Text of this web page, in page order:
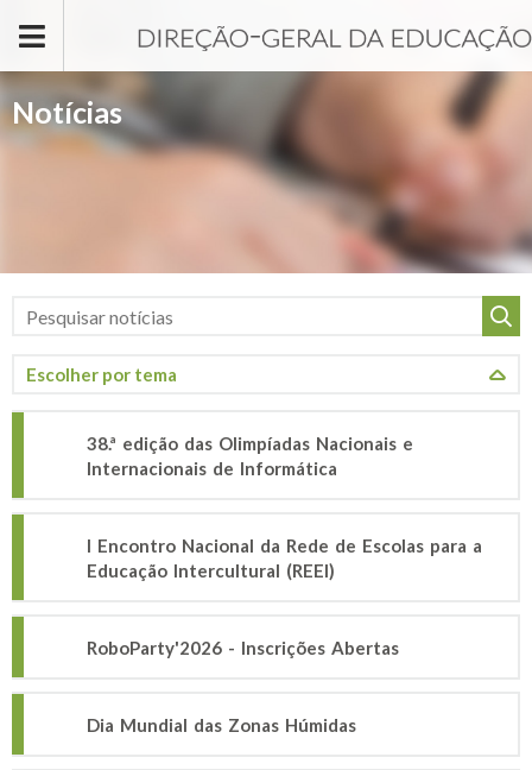
Notícias
38.ª edição das Olimpíadas Nacionais e
Internacionais de Informática
I Encontro Nacional da Rede de Escolas para a
Educação Intercultural (REEI)
RoboParty'2026 - Inscrições Abertas
Dia Mundial das Zonas Húmidas